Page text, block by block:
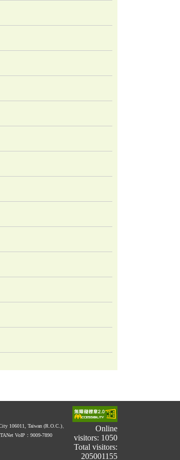
106011, Taiwan (R.O.C.)、
TANet VoIP：9009-7890
Online
visitors: 1050
Total visitors:
205001155